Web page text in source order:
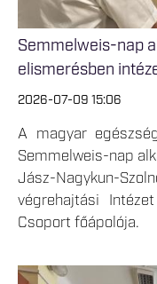
Semmelweis-nap
elismerésben
2026-07-09 15:06
A magyar
Semmelweis-nap
Jász-Nagykun-
végrehajtási
Csoport főápolója.